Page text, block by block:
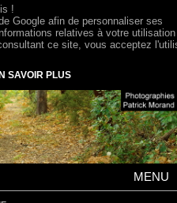
MENU
!
Google afin de personnaliser ses
relatives à votre
ce site, vous acceptez
SAVOIR PLUS